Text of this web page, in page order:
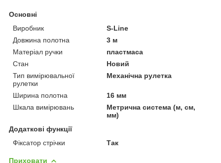
Основні
Виробник
S-Line
Довжина полотна
3 м
Матеріал ручки
пластмаса
Стан
Новий
Тип вимірювальної
рулетки
Механічна рулетка
Ширина полотна
16 мм
Шкала вимірювань
Метрична система (м, см,
мм)
Додаткові функції
Фіксатор стрічки
Так
Приховати